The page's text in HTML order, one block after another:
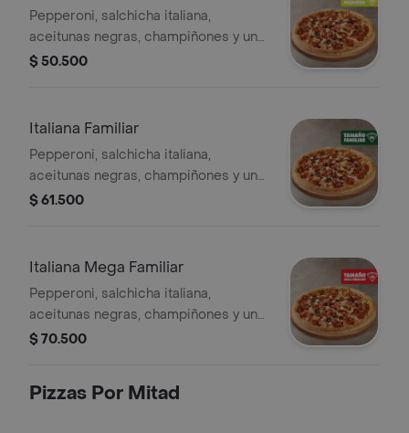
Pepperoni, salchicha italiana,
aceitunas negras, champiñones y un
toque de orégano. - 8 porciones.
$ 50.500
Italiana Familiar
Pepperoni, salchicha italiana,
aceitunas negras, champiñones y un
toque de orégano. - 10 porciones.
$ 61.500
Italiana Mega Familiar
Pepperoni, salchicha italiana,
aceitunas negras, champiñones y un
toque de orégano. - 12 porciones.
$ 70.500
Pizzas Por Mitad